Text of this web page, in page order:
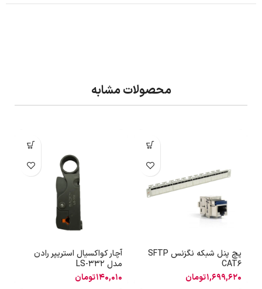
محصولات مشابه
پچ پنل شبکه نگزنس SFTP
CAT6
1,699,620تومان
آچار کواکسیال استریپر رادن
مدل LS-332
140,010تومان